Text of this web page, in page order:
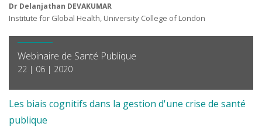
Dr Delanjathan DEVAKUMAR
Institute for Global Health, University College of London
Webinaire de Santé Publique
22 | 06 | 2020
Les biais cognitifs dans la gestion d'une crise de santé
publique